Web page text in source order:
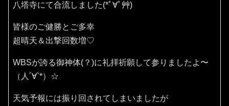
八塔寺にて合流しました(*ﾟ∀ﾟ艸)
皆様のご健勝とご多幸
超晴天＆出撃回数増♡
WBSが誇る御神体(？)に礼拝祈願して参りましたよ〜
（人´∀`*）☆
天気予報には振り回されてしまいましたが